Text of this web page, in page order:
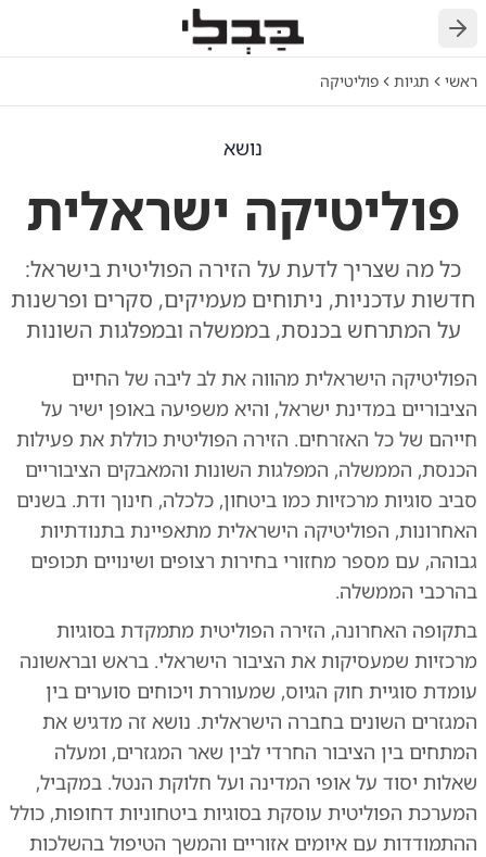
חזרה
ראשי תגיות פוליטיקה
נושא
פוליטיקה ישראלית
כל מה שצריך לדעת על הזירה הפוליטית בישראל:
חדשות עדכניות, ניתוחים מעמיקים, סקרים ופרשנות
על המתרחש בכנסת, בממשלה ובמפלגות השונות
הפוליטיקה הישראלית מהווה את לב ליבה של החיים
הציבוריים במדינת ישראל, והיא משפיעה באופן ישיר על
חייהם של כל האזרחים. הזירה הפוליטית כוללת את פעילות
הכנסת, הממשלה, המפלגות השונות והמאבקים הציבוריים
סביב סוגיות מרכזיות כמו ביטחון, כלכלה, חינוך ודת. בשנים
האחרונות, הפוליטיקה הישראלית מתאפיינת בתנודתיות
גבוהה, עם מספר מחזורי בחירות רצופים ושינויים תכופים
בהרכבי הממשלה.
בתקופה האחרונה, הזירה הפוליטית מתמקדת בסוגיות
מרכזיות שמעסיקות את הציבור הישראלי. בראש ובראשונה
עומדת סוגיית חוק הגיוס, שמעוררת ויכוחים סוערים בין
המגזרים השונים בחברה הישראלית. נושא זה מדגיש את
המתחים בין הציבור החרדי לבין שאר המגזרים, ומעלה
שאלות יסוד על אופי המדינה ועל חלוקת הנטל. במקביל,
המערכת הפוליטית עוסקת בסוגיות ביטחוניות דחופות, כולל
ההתמודדות עם איומים אזוריים והמשך הטיפול בהשלכות